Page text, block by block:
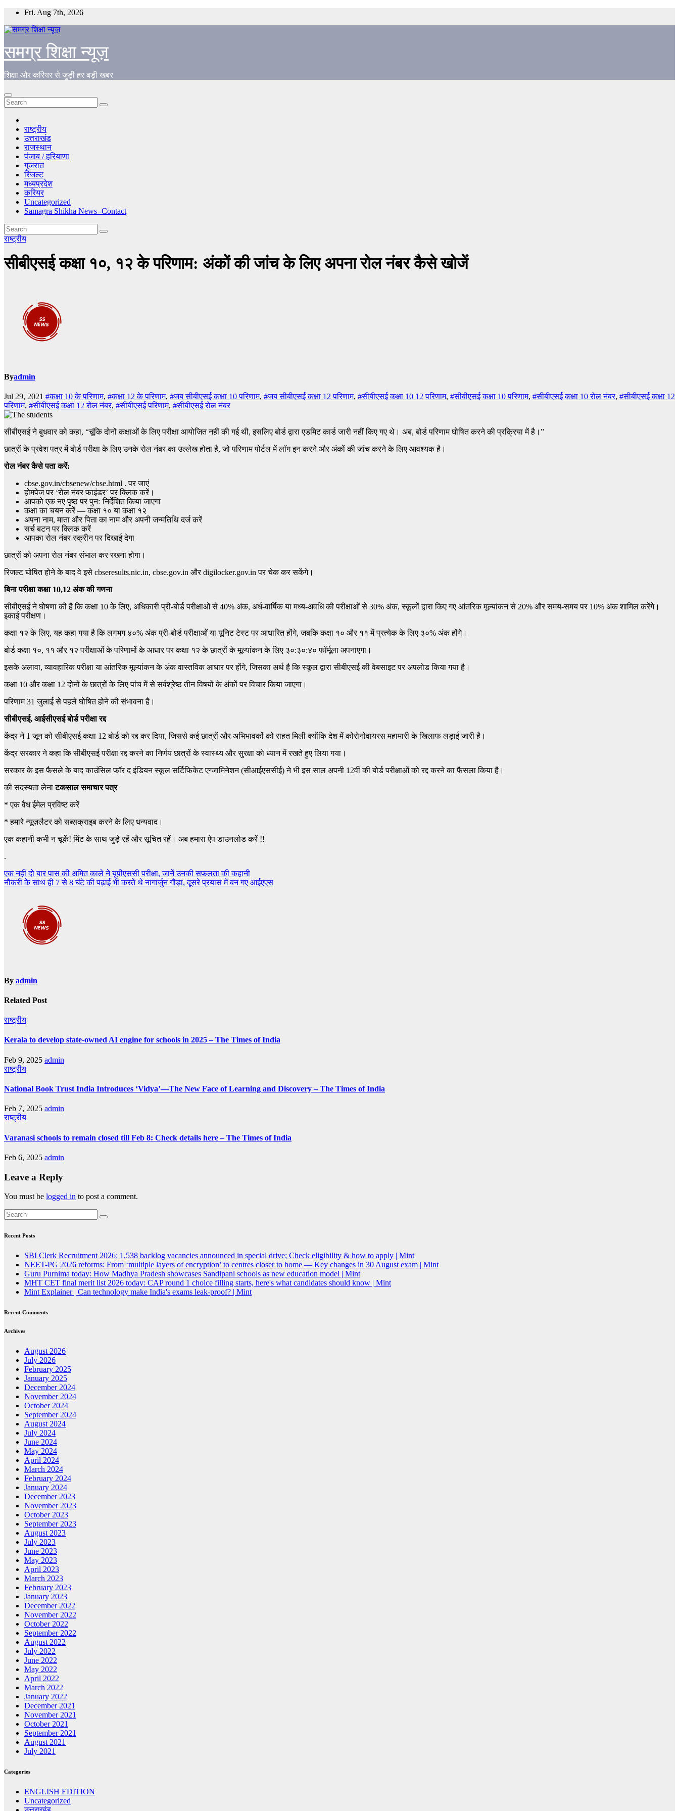
Skip
content
Fri. Aug 7th, 2026
समग्र शिक्षा न्यूज़
शिक्षा और करियर से जुड़ी हर बड़ी खबर
राष्ट्रीय
उत्तराखंड
राजस्थान
पंजाब / हरियाणा
गुजरात
रिजल्ट
मध्यप्रदेश
करियर
Uncategorized
Samagra Shikha News -Contact
राष्ट्रीय
सीबीएसई कक्षा १०, १२ के परिणाम: अंकों की जांच के लिए अपना रोल नंबर कैसे खोजें
Byadmin
Jul 29, 2021 #कक्षा 10 के परिणाम, #कक्षा 12 के परिणाम, #जब सीबीएसई कक्षा 10 परिणाम, #जब सीबीएसई कक्षा 12 परिणाम, #सीबीएसई कक्षा 10 12 परिणाम, #सीबीएसई कक्षा 10 परिणाम, #सीबीएसई कक्षा 10 रोल नंबर, #सीबीएसई कक्षा 12
परिणाम, #सीबीएसई कक्षा 12 रोल नंबर, #सीबीएसई परिणाम, #सीबीएसई रोल नंबर
सीबीएसई ने बुधवार को कहा, “चूंकि दोनों कक्षाओं के लिए परीक्षा आयोजित नहीं की गई थी, इसलिए बोर्ड द्वारा एडमिट कार्ड जारी नहीं किए गए थे। अब, बोर्ड परिणाम घोषित करने की प्रक्रिया में है।”
छात्रों के प्रवेश पत्र में बोर्ड परीक्षा के लिए उनके रोल नंबर का उल्लेख होता है, जो परिणाम पोर्टल में लॉग इन करने और अंकों की जांच करने के लिए आवश्यक है।
रोल नंबर कैसे पता करें:
cbse.gov.in/cbsenew/cbse.html . पर जाएं
होमपेज पर ‘रोल नंबर फाइंडर’ पर क्लिक करें।
आपको एक नए पृष्ठ पर पुनः निर्देशित किया जाएगा
कक्षा का चयन करें — कक्षा १० या कक्षा १२
अपना नाम, माता और पिता का नाम और अपनी जन्मतिथि दर्ज करें
सर्च बटन पर क्लिक करें
आपका रोल नंबर स्क्रीन पर दिखाई देगा
छात्रों को अपना रोल नंबर संभाल कर रखना होगा।
रिजल्ट घोषित होने के बाद वे इसे cbseresults.nic.in, cbse.gov.in और digilocker.gov.in पर चेक कर सकेंगे।
बिना परीक्षा कक्षा 10,12 अंक की गणना
सीबीएसई ने घोषणा की है कि कक्षा 10 के लिए, अधिकारी प्री-बोर्ड परीक्षाओं से 40% अंक, अर्ध-वार्षिक या मध्य-अवधि की परीक्षाओं से 30% अंक, स्कूलों द्वारा किए गए आंतरिक मूल्यांकन से 20% और समय-समय पर 10% अंक शामिल करेंगे।
इकाई परीक्षण।
कक्षा १२ के लिए, यह कहा गया है कि लगभग ४०% अंक प्री-बोर्ड परीक्षाओं या यूनिट टेस्ट पर आधारित होंगे, जबकि कक्षा १० और ११ में प्रत्येक के लिए ३०% अंक होंगे।
बोर्ड कक्षा १०, ११ और १२ परीक्षाओं के परिणामों के आधार पर कक्षा १२ के छात्रों के मूल्यांकन के लिए ३०:३०:४० फॉर्मूला अपनाएगा।
इसके अलावा, व्यावहारिक परीक्षा या आंतरिक मूल्यांकन के अंक वास्तविक आधार पर होंगे, जिसका अर्थ है कि स्कूल द्वारा सीबीएसई की वेबसाइट पर अपलोड किया गया है।
कक्षा 10 और कक्षा 12 दोनों के छात्रों के लिए पांच में से सर्वश्रेष्ठ तीन विषयों के अंकों पर विचार किया जाएगा।
परिणाम 31 जुलाई से पहले घोषित होने की संभावना है।
सीबीएसई, आईसीएसई बोर्ड परीक्षा रद्द
केंद्र ने 1 जून को सीबीएसई कक्षा 12 बोर्ड को रद्द कर दिया, जिससे कई छात्रों और अभिभावकों को राहत मिली क्योंकि देश में कोरोनोवायरस महामारी के खिलाफ लड़ाई जारी है।
केंद्र सरकार ने कहा कि सीबीएसई परीक्षा रद्द करने का निर्णय छात्रों के स्वास्थ्य और सुरक्षा को ध्यान में रखते हुए लिया गया।
सरकार के इस फैसले के बाद काउंसिल फॉर द इंडियन स्कूल सर्टिफिकेट एग्जामिनेशन (सीआईएससीई) ने भी इस साल अपनी 12वीं की बोर्ड परीक्षाओं को रद्द करने का फैसला किया है।
की सदस्यता लेनाटकसाल समाचार पत्र
* एक वैध ईमेल प्रविष्ट करें
* हमारे न्यूज़लैटर को सब्सक्राइब करने के लिए धन्यवाद।
एक कहानी कभी न चूकें! मिंट के साथ जुड़े रहें और सूचित रहें। अब हमारा ऐप डाउनलोड करें !!
.
Post
navigation
एक नहीं दो बार पास की अमित काले ने यूपीएससी परीक्षा, जानें उनकी सफलता की कहानी
नौकरी के साथ ही 7 से 8 घंटे की पढ़ाई भी करते थे नागार्जुन गौड़ा, दूसरे प्रयास में बन गए आईएएस
By admin
Related Post
राष्ट्रीय
Kerala to develop state-owned AI engine for schools in 2025 – The Times of India
Feb 9, 2025 admin
राष्ट्रीय
National Book Trust India Introduces ‘Vidya’—The New Face of Learning and Discovery – The Times of India
Feb 7, 2025 admin
राष्ट्रीय
Varanasi schools to remain closed till Feb 8: Check details here – The Times of India
Feb 6, 2025 admin
Leave a Reply
You must be logged in to post a comment.
Recent Posts
SBI Clerk Recruitment 2026: 1,538 backlog vacancies announced in special drive; Check eligibility & how to apply | Mint
NEET-PG 2026 reforms: From ‘multiple layers of encryption’ to centres closer to home — Key changes in 30 August exam | Mint
Guru Purnima today: How Madhya Pradesh showcases Sandipani schools as new education model | Mint
MHT CET final merit list 2026 today: CAP round 1 choice filling starts, here's what candidates should know | Mint
Mint Explainer | Can technology make India's exams leak-proof? | Mint
Recent Comments
Archives
August 2026
July 2026
February 2025
January 2025
December 2024
November 2024
October 2024
September 2024
August 2024
July 2024
June 2024
May 2024
April 2024
March 2024
February 2024
January 2024
December 2023
November 2023
October 2023
September 2023
August 2023
July 2023
June 2023
May 2023
April 2023
March 2023
February 2023
January 2023
December 2022
November 2022
October 2022
September 2022
August 2022
July 2022
June 2022
May 2022
April 2022
March 2022
January 2022
December 2021
November 2021
October 2021
September 2021
August 2021
July 2021
Categories
ENGLISH EDITION
Uncategorized